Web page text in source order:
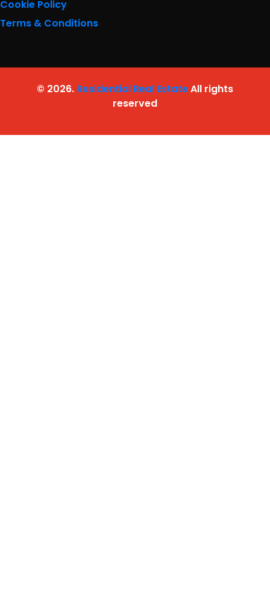
Cookie Policy
Terms & Conditions
© 2026. Residential Real EstateAll rights
reserved